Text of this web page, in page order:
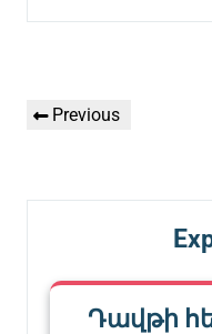
նավարկումը
Previous
Previous
Դավթի